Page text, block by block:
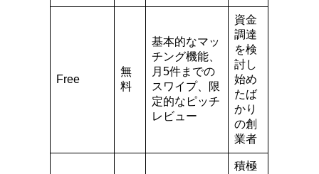
Free
無
料
基本的なマッ
チング機能、
月5件までの
スワイプ、限
定的なピッチ
レビュー
資金
調達
を検
討し
始め
たば
かり
の創
業者
積極